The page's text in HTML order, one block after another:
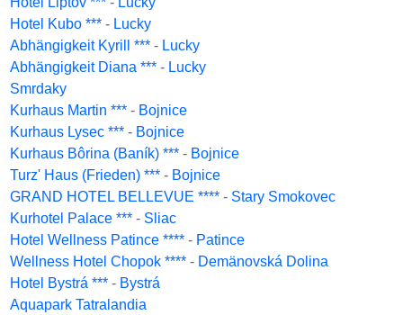
Hotel Kubo *** - Lucky
Abhängigkeit Kyrill *** - Lucky
Abhängigkeit Diana *** - Lucky
Smrdaky
Kurhaus Martin *** - Bojnice
Kurhaus Lysec *** - Bojnice
Kurhaus Bôrina (Baník) *** - Bojnice
Turz' Haus (Frieden) *** - Bojnice
GRAND HOTEL BELLEVUE **** - Stary Smokovec
Kurhotel Palace *** - Sliac
Hotel Wellness Patince **** - Patince
Wellness Hotel Chopok **** - Demänovská Dolina
Hotel Bystrá *** - Bystrá
Aquapark Tatralandia